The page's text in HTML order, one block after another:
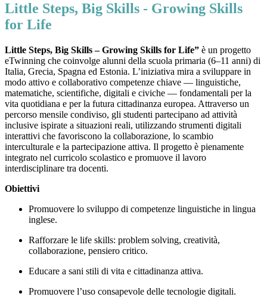
Little Steps, Big Skills - Growing Skills
for Life
Little Steps, Big Skills – Growing Skills for Life” è un progetto
eTwinning che coinvolge alunni della scuola primaria (6–11 anni) di
Italia, Grecia, Spagna ed Estonia. L’iniziativa mira a sviluppare in
modo attivo e collaborativo competenze chiave — linguistiche,
matematiche, scientifiche, digitali e civiche — fondamentali per la
vita quotidiana e per la futura cittadinanza europea. Attraverso un
percorso mensile condiviso, gli studenti partecipano ad attività
inclusive ispirate a situazioni reali, utilizzando strumenti digitali
interattivi che favoriscono la collaborazione, lo scambio
interculturale e la partecipazione attiva. Il progetto è pienamente
integrato nel curricolo scolastico e promuove il lavoro
interdisciplinare tra docenti.
Obiettivi
Promuovere lo sviluppo di competenze linguistiche in lingua
inglese.
Rafforzare le life skills: problem solving, creatività,
collaborazione, pensiero critico.
Educare a sani stili di vita e cittadinanza attiva.
Promuovere l’uso consapevole delle tecnologie digitali.